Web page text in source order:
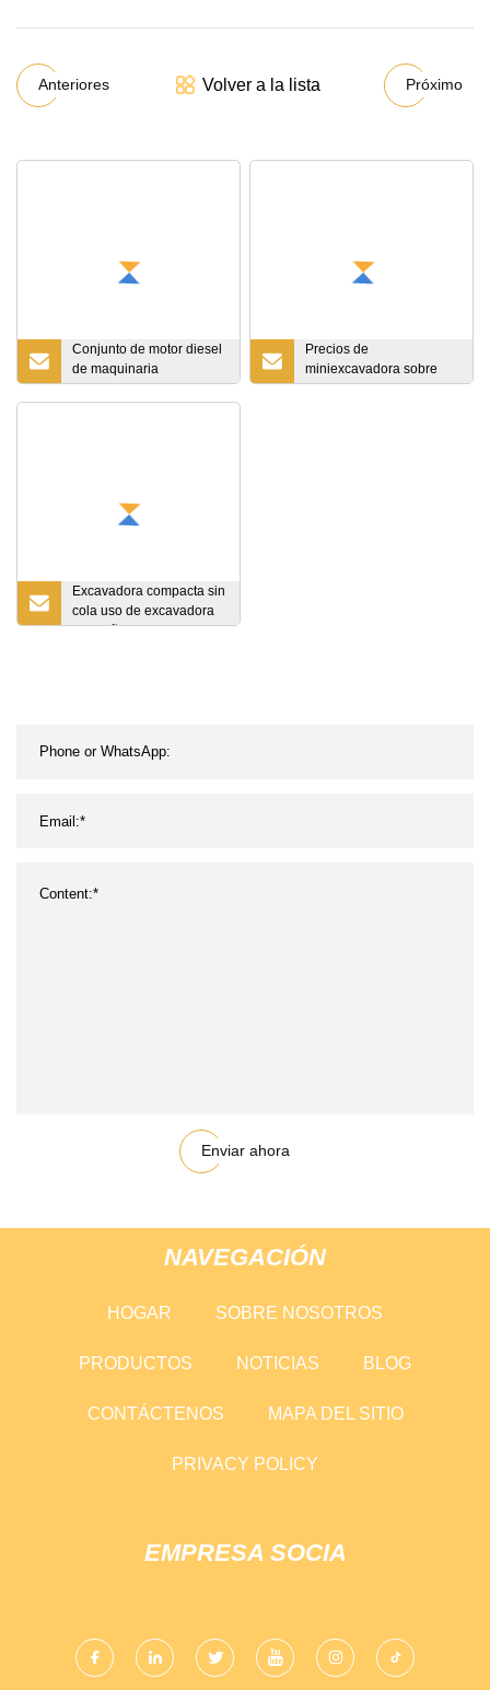
Anteriores Volver a la lista Próximo
Conjunto de motor diesel
de maquinaria
excavadora Qsb6.7
Precios de
miniexcavadora sobre
orugas de 15000 kg para
Excavadora compacta sin
cola uso de excavadora
pequeña de 2 toneladas
Enviar ahora
NAVEGACIÓN
HOGAR SOBRE NOSOTROS
PRODUCTOS NOTICIAS BLOG
CONTÁCTENOS MAPA DEL SITIO
PRIVACY POLICY
EMPRESA SOCIA